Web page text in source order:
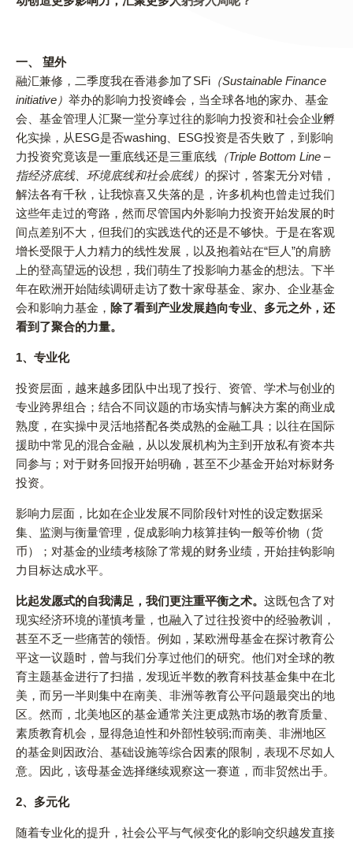
一、 望外
融汇兼修，二季度我在香港参加了SFi （Sustainable Finance
initiative） 举办的影响力投资峰会，当全球各地的家办、基金
会、基金管理人汇聚一堂分享过往的影响力投资和社会企业孵
化实操，从ESG是否washing、ESG投资是否失败了，到影响
力投资究竟该是一重底线还是三重底线 （Triple Bottom Line –
指经济底线、环境底线和社会底线） 的探讨，答案无分对错，
解法各有千秋，让我惊喜又失落的是，许多机构也曾走过我们
这些年走过的弯路，然而尽管国内外影响力投资开始发展的时
间点差别不大，但我们的实践迭代的还是不够快。于是在客观
增长受限于人力精力的线性发展，以及抱着站在“巨人”的肩膀
上的登高望远的设想，我们萌生了投影响力基金的想法。下半
年在欧洲开始陆续调研走访了数十家母基金、家办、企业基金
会和影响力基金， 除了看到产业发展趋向专业、多元之外，还
看到了聚合的力量。
1、 专业化
投资层面，越来越多团队中出现了投行、资管、学术与创业的
专业跨界组合；结合不同议题的市场实情与解决方案的商业成
熟度，在实操中灵活地搭配各类成熟的金融工具；以往在国际
援助中常见的混合金融，从以发展机构为主到开放私有资本共
同参与；对于财务回报开始明确，甚至不少基金开始对标财务
投资。
影响力层面，比如在企业发展不同阶段针对性的设定数据采
集、监测与衡量管理，促成影响力核算挂钩一般等价物（货
币）；对基金的业绩考核除了常规的财务业绩，开始挂钩影响
力目标达成水平。
比起发愿式的自我满足，我们更注重平衡之术。 这既包含了对
现实经济环境的谨慎考量，也融入了过往投资中的经验教训，
甚至不乏一些痛苦的领悟。例如，某欧洲母基金在探讨教育公
平这一议题时，曾与我们分享过他们的研究。他们对全球的教
育主题基金进行了扫描，发现近半数的教育科技基金集中在北
美，而另一半则集中在南美、非洲等教育公平问题最突出的地
区。然而，北美地区的基金通常关注更成熟市场的教育质量、
素质教育机会，显得急迫性和外部性较弱;而南美、非洲地区
的基金则因政治、基础设施等综合因素的限制，表现不尽如人
意。因此，该母基金选择继续观察这一赛道，而非贸然出手。
2、 多元化
随着专业化的提升，社会公平与气候变化的影响交织越发直接